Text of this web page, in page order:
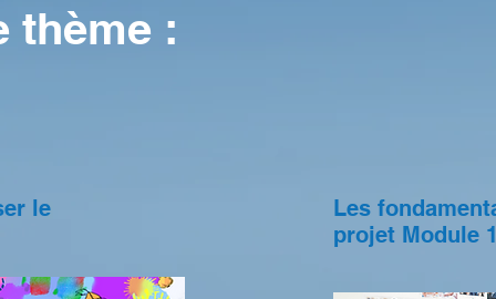
thème :
le
Les
projet Module